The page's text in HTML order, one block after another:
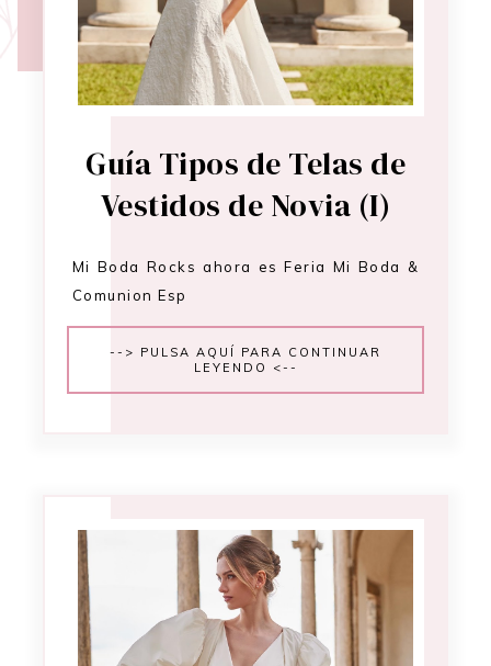
Guía Tipos de Telas de
Vestidos de Novia (I)
Mi Boda Rocks ahora es Feria Mi Boda &
Comunion Esp
--> PULSA AQUÍ PARA CONTINUAR
LEYENDO <--